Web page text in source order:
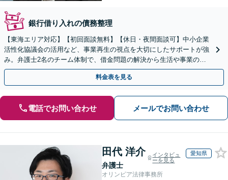
銀行借り入れの債務整理
【東海エリア対応】【初回面談無料】【休日・夜間面談可】中小企業
活性化協議会の活用など、事業再生の視点を大切にしたサポートが強
み。弁護士2名のチーム体制で、借金問題の解決から生活や事業の立
て直しまで丁寧に寄り添います。【法人・個人】
料金表を見る
電話でお問い合わせ メールでお問い合わせ
田代 洋介
弁護士
インタビュ
ーを見る
愛知県
オリンピア法律事務所